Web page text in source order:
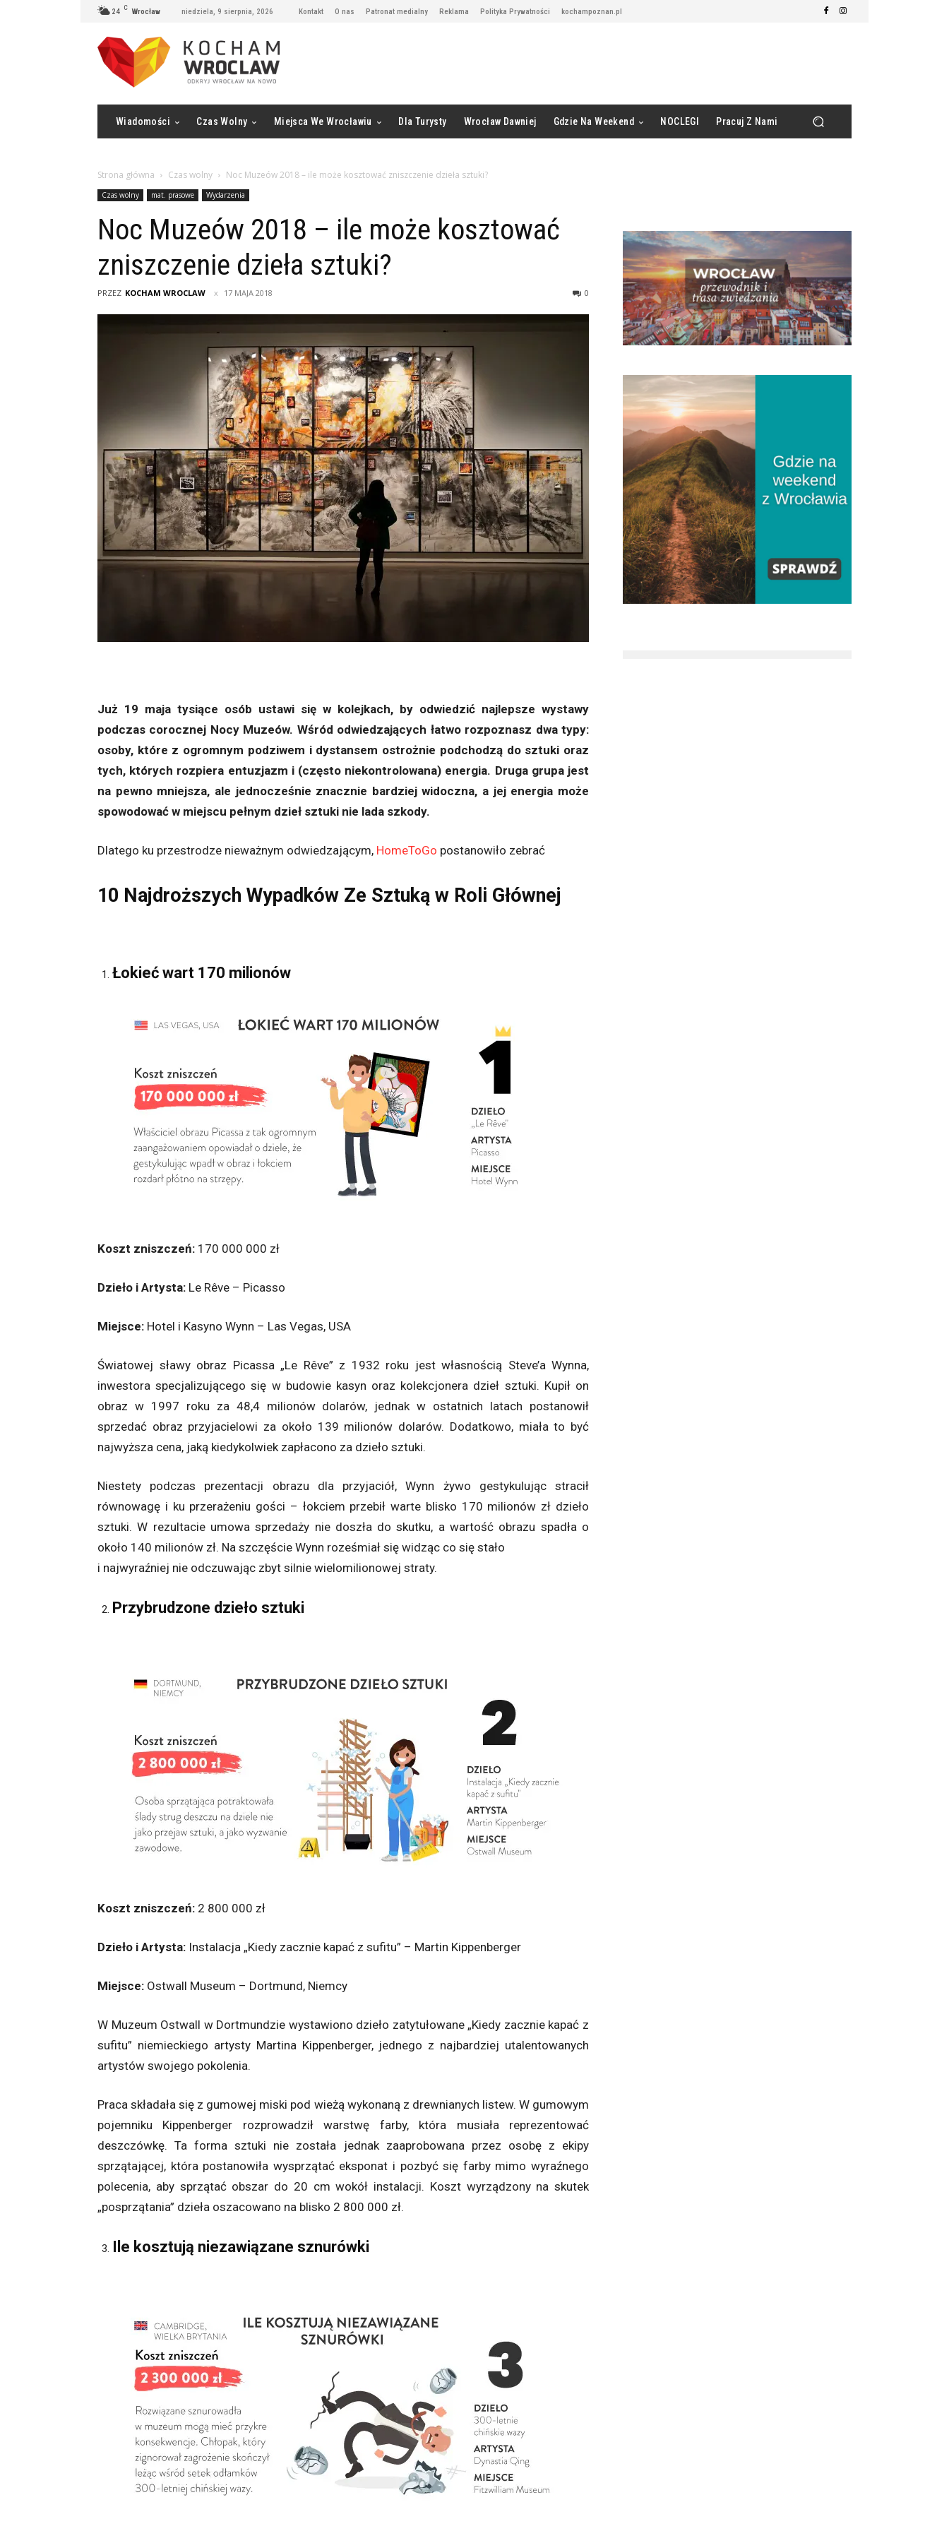
24 C Wrocław niedziela, 9 sierpnia, 2026 Kontakt O nas Patronat medialny Reklama Polityka Prywatności kochampoznan.pl
Wiadomości Czas Wolny Miejsca We Wrocławiu Dla Turysty Wrocław Dawniej Gdzie Na Weekend NOCLEGI Pracuj Z Nami
Strona główna Czas wolny Noc Muzeów 2018 – ile może kosztować zniszczenie dzieła sztuki?
Czas wolny mat. prasowe Wydarzenia
Noc Muzeów 2018 – ile może kosztować
zniszczenie dzieła sztuki?
PRZEZ KOCHAM WROCLAW 17 MAJA 2018 0
Już 19 maja tysiące osób ustawi się w kolejkach, by odwiedzić najlepsze wystawy
podczas corocznej Nocy Muzeów. Wśród odwiedzających łatwo rozpoznasz dwa typy:
osoby, które z ogromnym podziwem i dystansem ostrożnie podchodzą do sztuki oraz
tych, których rozpiera entuzjazm i (często niekontrolowana) energia. Druga grupa jest
na pewno mniejsza, ale jednocześnie znacznie bardziej widoczna, a jej energia może
spowodować w miejscu pełnym dzieł sztuki nie lada szkody.
Dlatego ku przestrodze nieważnym odwiedzającym, HomeToGo postanowiło zebrać
10 Najdroższych Wypadków Ze Sztuką w Roli Głównej
Łokieć wart 170 milionów
Koszt zniszczeń: 170 000 000 zł
Dzieło i Artysta: Le Rêve – Picasso
Miejsce: Hotel i Kasyno Wynn – Las Vegas, USA
Światowej sławy obraz Picassa „Le Rêve” z 1932 roku jest własnością Steve’a Wynna,
inwestora specjalizującego się w budowie kasyn oraz kolekcjonera dzieł sztuki. Kupił on
obraz w 1997 roku za 48,4 milionów dolarów, jednak w ostatnich latach postanowił
sprzedać obraz przyjacielowi za około 139 milionów dolarów. Dodatkowo, miała to być
najwyższa cena, jaką kiedykolwiek zapłacono za dzieło sztuki.
Niestety podczas prezentacji obrazu dla przyjaciół, Wynn żywo gestykulując stracił
równowagę i ku przerażeniu gości – łokciem przebił warte blisko 170 milionów zł dzieło
sztuki. W rezultacie umowa sprzedaży nie doszła do skutku, a wartość obrazu spadła o
około 140 milionów zł. Na szczęście Wynn roześmiał się widząc co się stało
i najwyraźniej nie odczuwając zbyt silnie wielomilionowej straty.
Przybrudzone dzieło sztuki
Koszt zniszczeń: 2 800 000 zł
Dzieło i Artysta: Instalacja „Kiedy zacznie kapać z sufitu” – Martin Kippenberger
Miejsce: Ostwall Museum – Dortmund, Niemcy
W Muzeum Ostwall w Dortmundzie wystawiono dzieło zatytułowane „Kiedy zacznie kapać z
sufitu” niemieckiego artysty Martina Kippenberger, jednego z najbardziej utalentowanych
artystów swojego pokolenia.
Praca składała się z gumowej miski pod wieżą wykonaną z drewnianych listew. W gumowym
pojemniku Kippenberger rozprowadził warstwę farby, która musiała reprezentować
deszczówkę. Ta forma sztuki nie została jednak zaaprobowana przez osobę z ekipy
sprzątającej, która postanowiła wysprzątać eksponat i pozbyć się farby mimo wyraźnego
polecenia, aby sprzątać obszar do 20 cm wokół instalacji. Koszt wyrządzony na skutek
„posprzątania” dzieła oszacowano na blisko 2 800 000 zł.
Ile kosztują niezawiązane sznurówki